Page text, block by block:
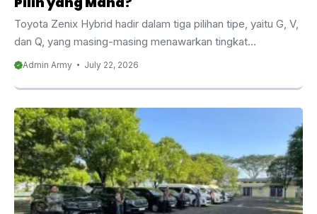
Toyota Zenix Hybrid hadir dalam tiga pilihan tipe, yaitu G, V,
dan Q, yang masing-masing menawarkan tingkat
kenyamanan dan kelengkapan fitur yang berbeda. Bagi
Hybrid tipe G, V, dan Q menjadi langkah penting sebelum
menentukan pilihan, mengingat ketiganya memiliki karakter
dan segmen kebutuhan yang cukup berbeda satu sama
lain. Malang Army Trans menghadirkan ketiga tipe Zenix
Hybrid ini sebagai bagian dari armada rental, sehingga Anda
bisa memilih sesuai kebutuhan perjalanan, baik untuk city
tour ...
Admin Army July 22, 2026